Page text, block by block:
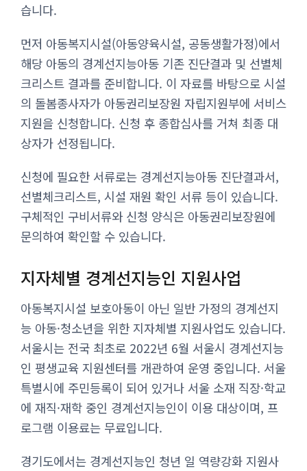
습니다.
먼저 아동복지시설(아동양육시설, 공동생활가정)에서
해당 아동의 경계선지능아동 기존 진단결과 및 선별체
크리스트 결과를 준비합니다. 이 자료를 바탕으로 시설
의 돌봄종사자가 아동권리보장원 자립지원부에 서비스
지원을 신청합니다. 신청 후 종합심사를 거쳐 최종 대
상자가 선정됩니다.
신청에 필요한 서류로는 경계선지능아동 진단결과서,
선별체크리스트, 시설 재원 확인 서류 등이 있습니다.
구체적인 구비서류와 신청 양식은 아동권리보장원에
문의하여 확인할 수 있습니다.
지자체별 경계선지능인 지원사업
아동복지시설 보호아동이 아닌 일반 가정의 경계선지
능 아동·청소년을 위한 지자체별 지원사업도 있습니다.
서울시는 전국 최초로 2022년 6월 서울시 경계선지능
인 평생교육 지원센터를 개관하여 운영 중입니다. 서울
특별시에 주민등록이 되어 있거나 서울 소재 직장·학교
에 재직·재학 중인 경계선지능인이 이용 대상이며, 프
로그램 이용료는 무료입니다.
경기도에서는 경계선지능인 청년 일 역량강화 지원사